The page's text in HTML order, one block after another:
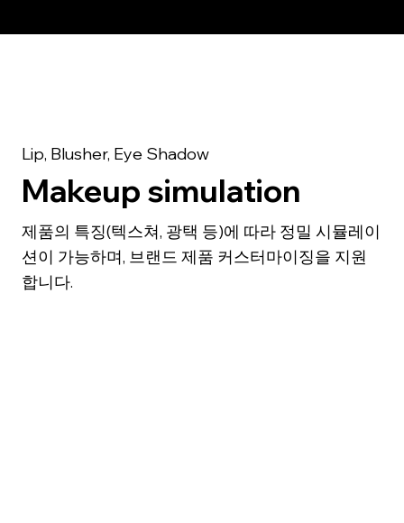
Lip, Blusher, Eye Shadow
Makeup simulation
제품의 특징(텍스쳐, 광택 등)에 따라 정밀 시뮬레이
션이 가능하며, 브랜드 제품 커스터마이징을 지원
합니다.